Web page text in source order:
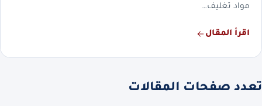
مواد تغليف…
اقرأ المقال
تعدد صفحات المقالات